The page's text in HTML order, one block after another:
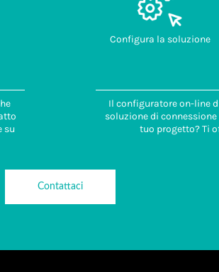
Configura la soluzione
su
Il configuratore on-line
soluzione di
tuo progetto? Ti
Contattaci